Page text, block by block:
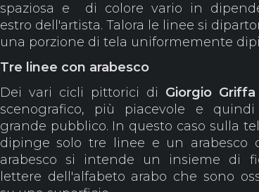
spaziosa e di colore vario in
estro dell'artista. Talora le linee si
una porzione di tela uniformemente
Tre linee con arabesco
Dei vari cicli pittorici di Giorgio Griffa
scenografico, più piacevole e
grande pubblico. In questo caso sulla
dipinge solo tre linee e un arabesco
arabesco si intende un insieme di
lettere dell'alfabeto arabo che sono